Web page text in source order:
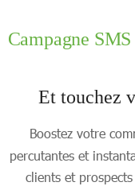
Campagne
Et touchez
Boostez votre
percutantes et
clients et